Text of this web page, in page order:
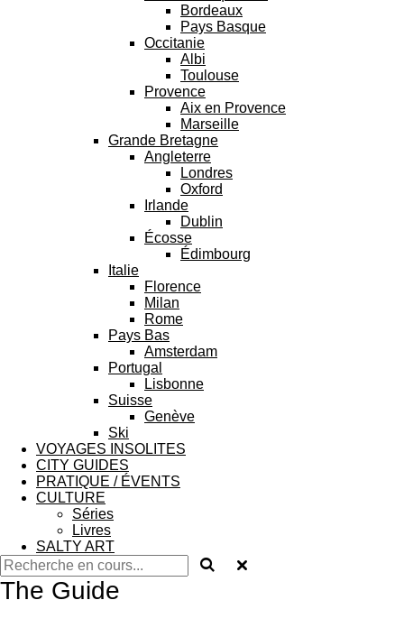
Bordeaux
Pays Basque
Occitanie
Albi
Toulouse
Provence
Aix en Provence
Marseille
Grande Bretagne
Angleterre
Londres
Oxford
Irlande
Dublin
Écosse
Édimbourg
Italie
Florence
Milan
Rome
Pays Bas
Amsterdam
Portugal
Lisbonne
Suisse
Genève
Ski
VOYAGES INSOLITES
CITY GUIDES
PRATIQUE / ÉVENTS
CULTURE
Séries
Livres
SALTY ART
The Guide